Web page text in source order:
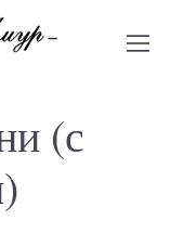
(с